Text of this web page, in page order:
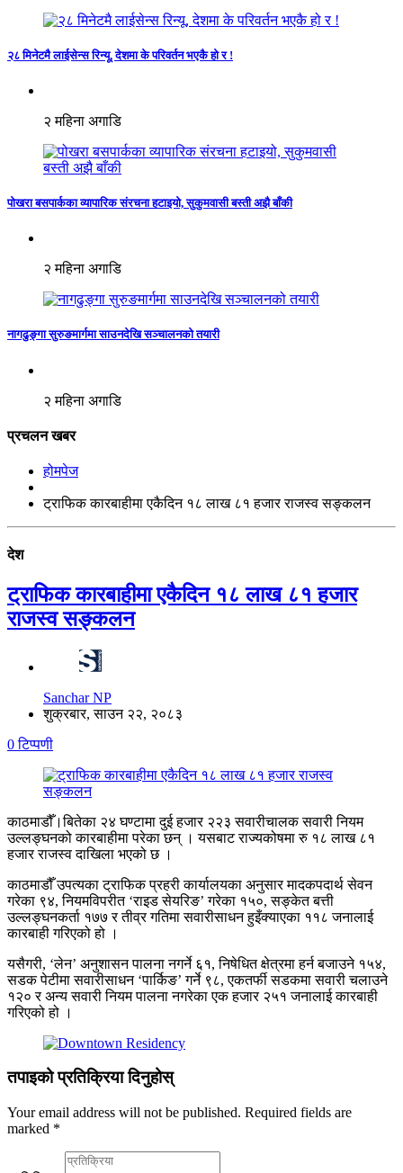
२८ मिनेटमै लाईसेन्स रिन्यू, देशमा के परिवर्तन भएकै हो र !
२ महिना अगाडि
पोखरा बसपार्कका व्यापारिक संरचना हटाइयो, सुकुमवासी बस्ती अझै बाँकी
२ महिना अगाडि
नागढुङ्गा सुरुङमार्गमा साउनदेखि सञ्चालनको तयारी
२ महिना अगाडि
प्रचलन खबर
होमपेज
ट्राफिक कारबाहीमा एकैदिन १८ लाख ८१ हजार राजस्व सङ्कलन
देश
ट्राफिक कारबाहीमा एकैदिन १८ लाख ८१ हजार
राजस्व सङ्कलन
Sanchar NP
शुक्रबार, साउन २२, २०८३
0 टिप्पणी
काठमाडौँ।बितेका २४ घण्टामा दुई हजार २२३ सवारीचालक सवारी नियम
उल्लङ्घनको कारबाहीमा परेका छन् । यसबाट राज्यकोषमा रु १८ लाख ८१
हजार राजस्व दाखिला भएको छ ।
काठमाडौँ उपत्यका ट्राफिक प्रहरी कार्यालयका अनुसार मादकपदार्थ सेवन
गरेका ९४, नियमविपरीत ‘राइड सेयरिङ’ गरेका १५०, सङ्केत बत्ती
उल्लङ्घनकर्ता १७७ र तीव्र गतिमा सवारीसाधन हुइँक्याएका ११८ जनालाई
कारबाही गरिएको हो ।
यसैगरी, ‘लेन’ अनुशासन पालना नगर्ने ६१, निषेधित क्षेत्रमा हर्न बजाउने १५४,
सडक पेटीमा सवारीसाधन ‘पार्किङ’ गर्ने ९८, एकतर्फी सडकमा सवारी चलाउने
१२० र अन्य सवारी नियम पालना नगरेका एक हजार २५१ जनालाई कारबाही
गरिएको हो ।
तपाइको प्रतिक्रिया दिनुहोस्
Your email address will not be published. Required fields are
marked *